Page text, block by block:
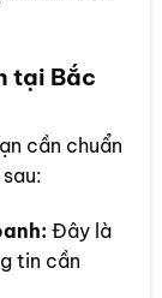
tại Bắc
cần chuẩn
Đây là
tin cần